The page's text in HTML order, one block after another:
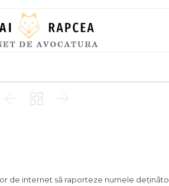
content
  
de internet sã raporteze numele